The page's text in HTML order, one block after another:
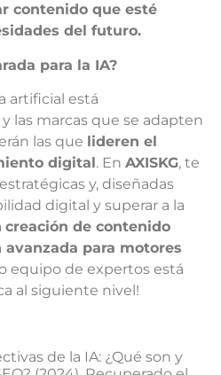
contenido que esté
del futuro.
para la IA?
artificial está
las marcas que se adapten
las que lideren el
digital. En AXISKG, te
y, diseñadas
digital y superar a la
creación de contenido
para motores
equipo de expertos está
al siguiente nivel!
de la IA: ¿Qué son y